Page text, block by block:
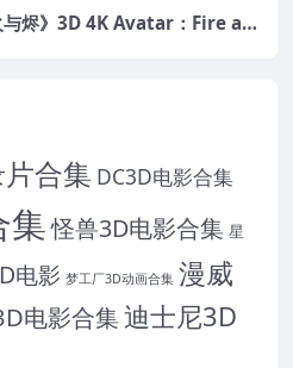
3D电影《阿凡达：火与烬》3D 4K Avatar：Fire and Ash 3D 左右格式 高清4K 电影 下载
合集 DC3D电影合集
集怪兽3D电影合集 星
电影 梦工厂3D动画合集 漫威
电影合集迪士尼3D